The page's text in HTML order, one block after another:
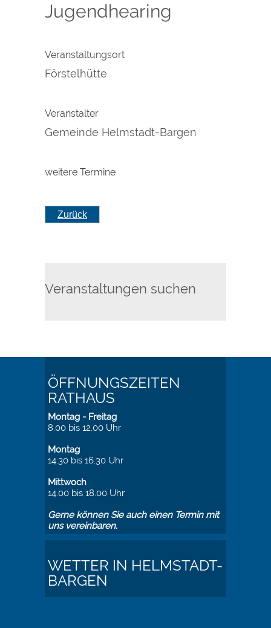
Jugendhearing
Veranstaltungsort
Förstelhütte
Veranstalter
Gemeinde Helmstadt-Bargen
weitere Termine
Zurück
Veranstaltungen suchen
ÖFFNUNGSZEITEN
RATHAUS
Montag - Freitag
8.00 bis 12.00 Uhr
Montag
14.30 bis 16.30 Uhr
Mittwoch
14.00 bis 18.00 Uhr
Gerne können Sie auch einen Termin mit
uns vereinbaren.
WETTER IN HELMSTADT-
BARGEN